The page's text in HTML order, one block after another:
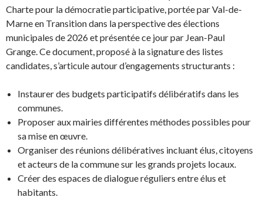
Charte pour la démocratie participative, portée par Val-de-
Marne en Transition dans la perspective des élections
municipales de 2026 et présentée ce jour par Jean-Paul
Grange. Ce document, proposé à la signature des listes
candidates, s’articule autour d’engagements structurants :
Instaurer des budgets participatifs délibératifs dans les
communes.
Proposer aux mairies différentes méthodes possibles pour
sa mise en œuvre.
Organiser des réunions délibératives incluant élus, citoyens
et acteurs de la commune sur les grands projets locaux.
Créer des espaces de dialogue réguliers entre élus et
habitants.